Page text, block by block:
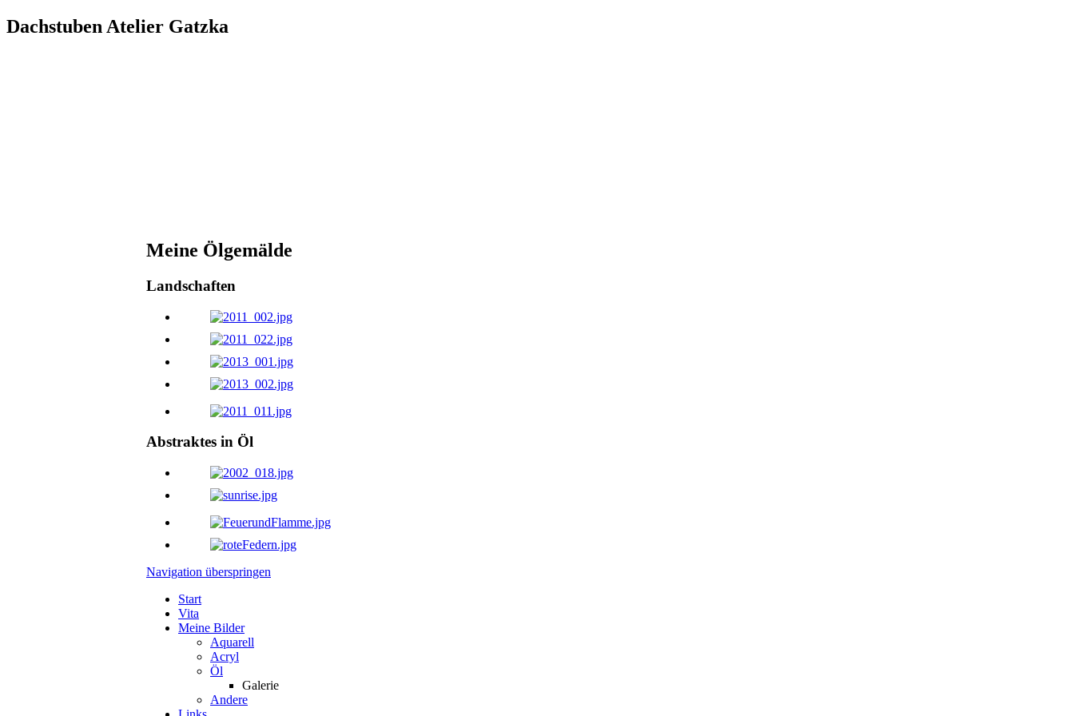
Dachstuben Atelier Gatzka
Meine Ölgemälde
Landschaften
Abstraktes in Öl
Navigation überspringen
Start
Vita
Meine Bilder
Aquarell
Acryl
Öl
Galerie
Andere